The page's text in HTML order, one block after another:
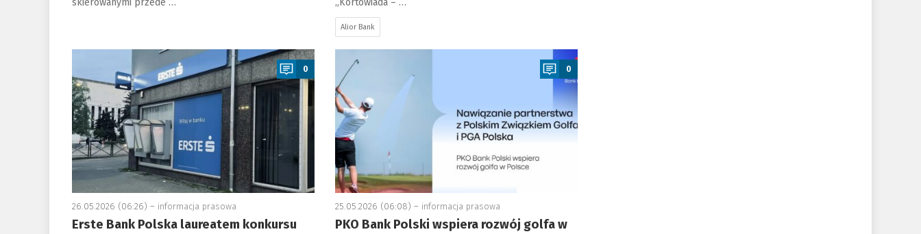
skierowanymi przede …
„Kortowiada – …
Alior Bank
a
0
26.05.2026 (06:26) – informacja prasowa
Erste Bank Polska laureatem konkursu
a
0
25.05.2026 (06:08) – informacja prasowa
PKO Bank Polski wspiera rozwój golfa w